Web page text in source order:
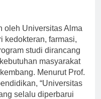
oleh Universitas Alma
kedokteran, farmasi,
studi dirancang
masyarakat
Menurut Prof.
“Universitas
selalu diperbarui